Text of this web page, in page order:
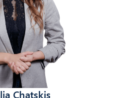
Chatskis